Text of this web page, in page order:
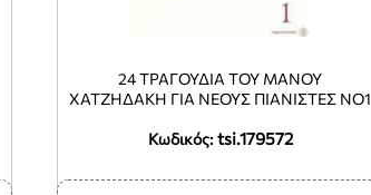
Κωδικός: tsi.179572
24 ΤΡΑΓΟΥΔΙΑ ΤΟΥ ΜΑΝΟΥ
ΧΑΤΖΗΔΑΚΗ ΓΙΑ ΝΕΟΥΣ ΠΙΑΝΙΣΤΕΣ ΝΟ1